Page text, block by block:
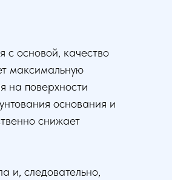
с основой, качество
максимальную
на поверхности
основания и
снижает
и, следовательно,